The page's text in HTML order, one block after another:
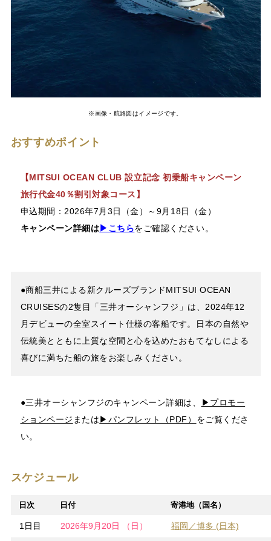
※画像・航路図はイメージです。
おすすめポイント
【MITSUI OCEAN CLUB 設立記念 初乗船キャンペーン
旅行代金40％割引対象コース】
申込期間：2026年7月3日（金）～9月18日（金）
キャンペーン詳細は▶こちらをご確認ください。
●商船三井による新クルーズブランドMITSUI OCEAN
CRUISESの2隻目「三井オーシャンフジ」は、2024年12
月デビューの全室スイート仕様の客船です。日本の自然や
伝統美とともに上質な空間と心を込めたおもてなしによる
喜びに満ちた船の旅をお楽しみください。
●三井オーシャンフジのキャンペーン詳細は、
▶プロモー
ションページ または▶パンフレット（PDF） をご覧くださ
い。
スケジュール
日次 日付 寄港地（国名）
1日目 2026年9月20日 （日） 福岡／博多 (日本)